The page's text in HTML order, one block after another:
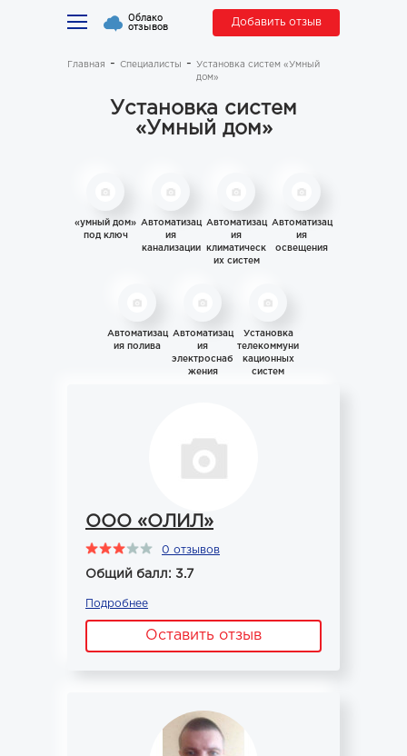
Облако
отзывов Добавить отзыв
Главная Специалисты
Установка систем «Умный
дом»
Установка систем
«Умный дом»
«умный дом»
под ключ
Автоматизац
ия
канализации
Автоматизац
ия
климатическ
их систем
Автоматизац
ия
освещения
Автоматизац
ия полива
Автоматизац
ия
электроснаб
жения
Установка
телекоммуни
кационных
систем
ООО «ОЛИЛ»
0 отзывов
Общий балл: 3.7
Подробнее
Оставить отзыв